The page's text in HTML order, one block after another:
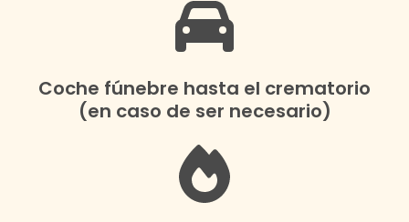
Coche fúnebre hasta el crematorio
(en caso de ser necesario)